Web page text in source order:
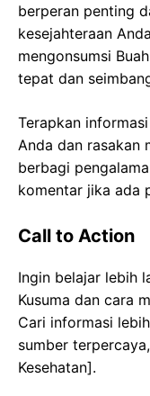
berperan penting
kesejahteraan
mengonsumsi
tepat dan
Terapkan
Anda dan rasakan
berbagi
komentar jika ada
Call to Action
Ingin belajar lebih
Kusuma dan cara
Cari informasi
sumber
Kesehatan].